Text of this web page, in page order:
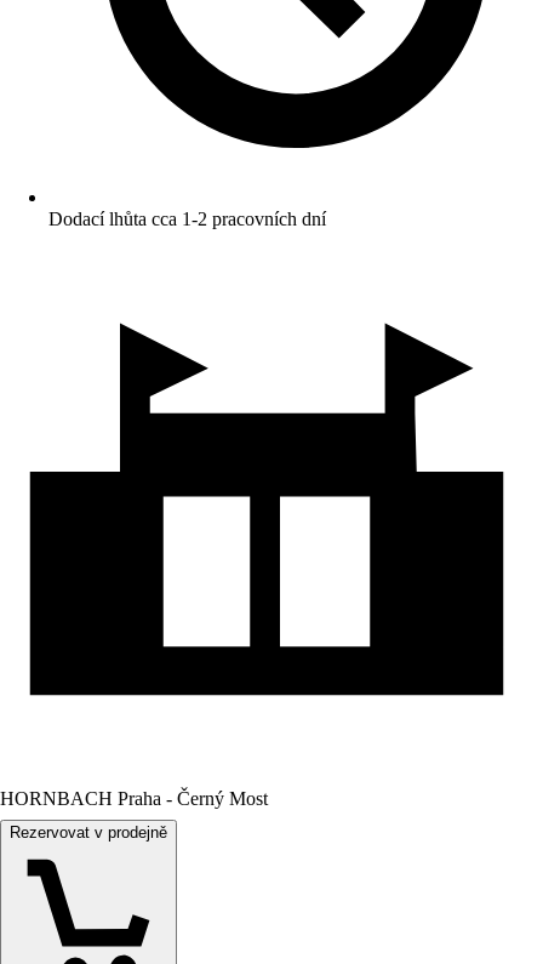
Dodací lhůta cca 1-2 pracovních dní
HORNBACH Praha - Černý Most
Rezervovat v prodejně